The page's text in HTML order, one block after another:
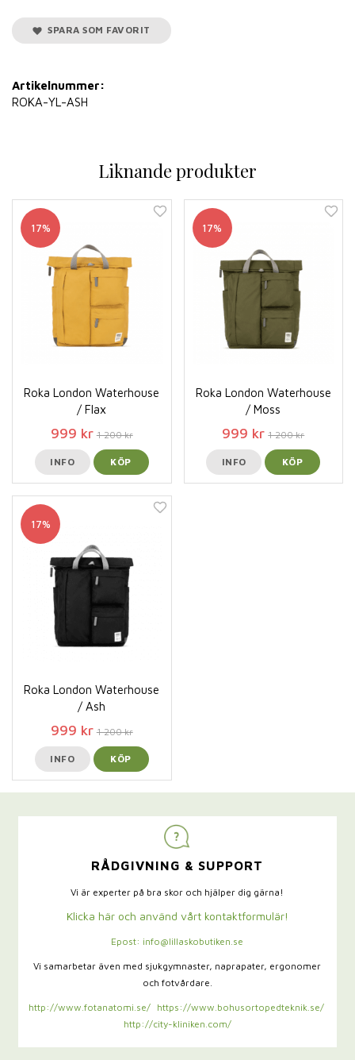
SPARA SOM FAVORIT
Artikelnummer:
ROKA-YL-ASH
Liknande produkter
17%
Roka London Waterhouse
/ Flax
999 kr 1 200 kr
INFO KÖP
17%
Roka London Waterhouse
/ Moss
999 kr 1 200 kr
INFO KÖP
17%
Roka London Waterhouse
/ Ash
999 kr 1 200 kr
INFO KÖP
RÅDGIVNING & SUPPORT
Vi är experter på bra skor och hjälper dig gärna!
Klicka här och använd vårt kontaktformulär!
Epost: info@lillaskobutiken.se
Vi samarbetar även med sjukgymnaster, naprapater, ergonomer
och fotvårdare.
http://www.fotanatomi.se/
https://www.bohusortopedteknik.se/
http://city-kliniken.com/